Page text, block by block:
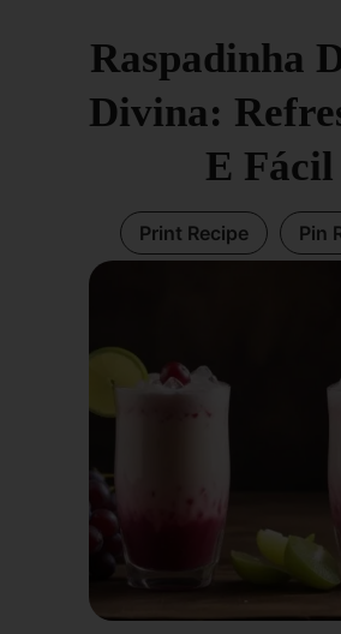
Raspadinha
Divina:
E Fácil
Print Recipe Pin